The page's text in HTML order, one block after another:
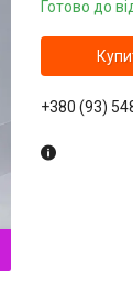
Готово до
+380 (93)